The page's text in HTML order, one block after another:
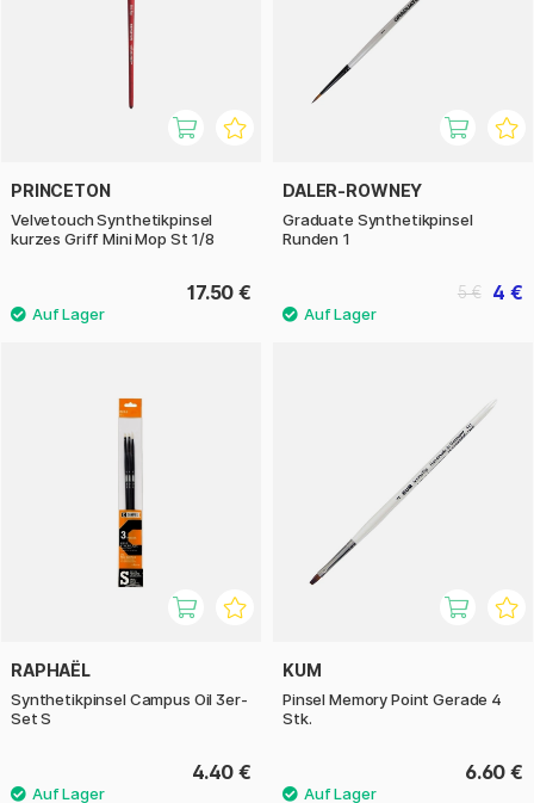
PRINCETON
Velvetouch Synthetikpinsel
kurzes Griff Mini Mop St 1/8
17.50 €
DALER-ROWNEY
Graduate Synthetikpinsel
Runden 1
4 €
5 €
RAPHAËL
Synthetikpinsel Campus Oil 3er-
Set S
4.40 €
KUM
Pinsel Memory Point Gerade 4
Stk.
6.60 €